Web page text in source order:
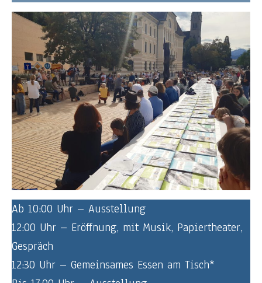
Ab 10:00 Uhr – Ausstellung
12:00 Uhr – Eröffnung, mit Musik, Papiertheater,
Gespräch
12:30 Uhr – Gemeinsames Essen am Tisch*